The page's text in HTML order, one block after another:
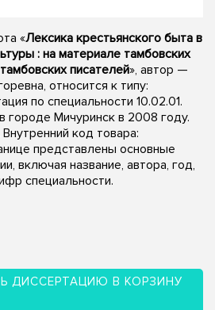
«Лексика крестьянского быта в
: на материале тамбовских
писателей», автор —
относится к типу:
по специальности 10.02.01.
городе Мичуринск в 2008 году.
код товара:
представлены основные
включая название, автора, год,
специальности.
ДИССЕРТАЦИЮ В КОРЗИНУ